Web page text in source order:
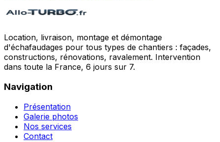
Location, livraison, montage et démontage
d'échafaudages pour tous types de chantiers : façades,
constructions, rénovations, ravalement. Intervention
dans toute la France, 6 jours sur 7.
Navigation
Présentation
Galerie photos
Nos services
Contact